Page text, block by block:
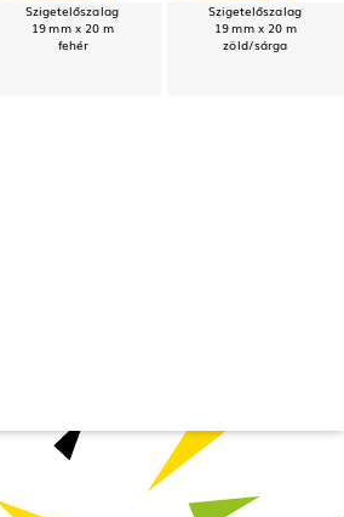
Szigetelőszalag
19 mm x 20 m
fehér
Szigetelőszalag
19 mm x 20 m
zöld/sárga